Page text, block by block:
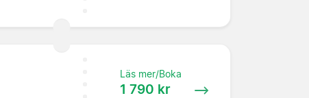
Läs mer/Boka
1 790 kr